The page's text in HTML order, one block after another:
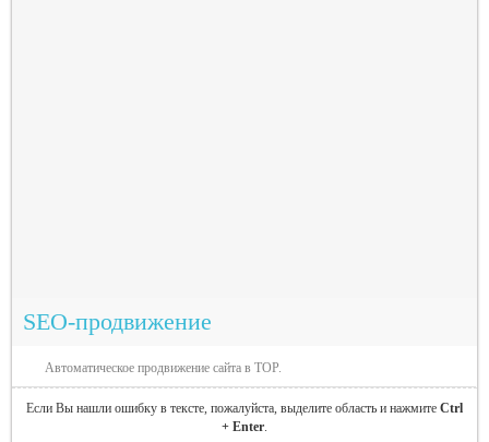
SEO-продвижение
Автоматическое продвижение сайта в TOP.
Если Вы нашли ошибку в тексте, пожалуйста, выделите область и нажмите Ctrl
+ Enter.